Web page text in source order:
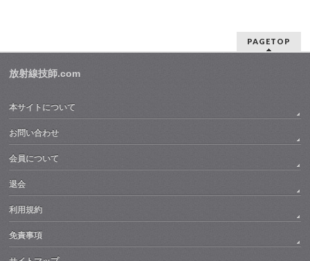
PAGETOP
放射線技師.com
本サイトについて
お問い合わせ
会員について
退会
利用規約
免責事項